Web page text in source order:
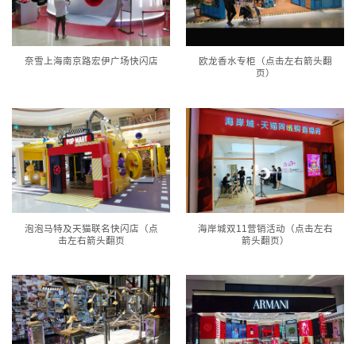
奈雪上海南京路宏伊广场快闪店
欧龙香水专柜（点击左右箭头翻
页）
泡泡马特及天猫联名快闪店（点
击左右箭头翻页
海岸城双11营销活动（点击左右
箭头翻页）